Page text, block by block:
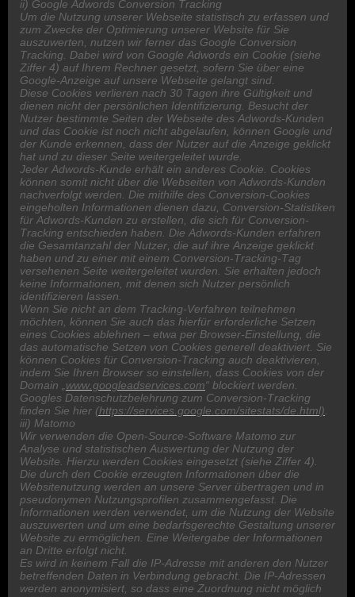
ii) Google Adwords Conversion Tracking
Um die Nutzung unserer Webseite statistisch zu erfassen und
zum Zwecke der Optimierung unserer Website für Sie
auszuwerten, nutzen wir ferner das Google Conversion
Tracking. Dabei wird von Google Adwords ein Cookie (siehe
Ziffer 4) auf Ihrem Rechner gesetzt, sofern Sie über eine
Google-Anzeige auf unsere Webseite gelangt sind.
Diese Cookies verlieren nach 30 Tagen ihre Gültigkeit und
dienen nicht der persönlichen Identifizierung. Besucht der
Nutzer bestimmte Seiten der Webseite des Adwords-Kunden
und das Cookie ist noch nicht abgelaufen, können Google und
der Kunde erkennen, dass der Nutzer auf die Anzeige geklickt
hat und zu dieser Seite weitergeleitet wurde.
Jeder Adwords-Kunde erhält ein anderes Cookie. Cookies
können somit nicht über die Webseiten von Adwords-Kunden
nachverfolgt werden. Die mithilfe des Conversion-Cookies
eingeholten Informationen dienen dazu, Conversion-Statistiken
für Adwords-Kunden zu erstellen, die sich für Conversion-
Tracking entschieden haben. Die Adwords-Kunden erfahren
die Gesamtanzahl der Nutzer, die auf ihre Anzeige geklickt
haben und zu einer mit einem Conversion-Tracking-Tag
versehenen Seite weitergeleitet wurden. Sie erhalten jedoch
keine Informationen, mit denen sich Nutzer persönlich
identifizieren lassen.
Wenn Sie nicht an dem Tracking-Verfahren teilnehmen
möchten, können Sie auch das hierfür erforderliche Setzen
eines Cookies ablehnen – etwa per Browser-Einstellung, die
das automatische Setzen von Cookies generell deaktiviert. Sie
können Cookies für Conversion-Tracking auch deaktivieren,
indem Sie Ihren Browser so einstellen, dass Cookies von der
Domain „ www.googleadservices.com“ blockiert werden.
Googles Datenschutzbelehrung zum Conversion-Tracking
finden Sie hier (https://services.google.com/sitestats/de.html)
iii) Matomo
Wir verwenden die Open-Source-Software Matomo zur
Analyse und statistischen Auswertung der Nutzung der
Website. Hierzu werden Cookies eingesetzt (siehe Ziffer 4).
Die durch den Cookie erzeugten Informationen über die
Websitenutzung werden an unsere Server übertragen und in
pseudonymen Nutzungsprofilen zusammengefasst. Die
Informationen werden verwendet, um die Nutzung der Website
auszuwerten und um eine bedarfsgerechte Gestaltung unserer
Website zu ermöglichen. Eine Weitergabe der Informationen
an Dritte erfolgt nicht.
Es wird in keinem Fall die IP-Adresse mit anderen den Nutzer
betreffenden Daten in Verbindung gebracht. Die IP-Adressen
werden anonymisiert, so dass eine Zuordnung nicht möglich